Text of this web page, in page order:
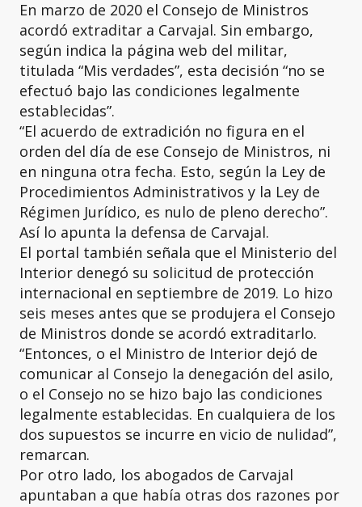
En marzo de 2020 el Consejo de Ministros
acordó extraditar a Carvajal. Sin embargo,
según indica la página web del militar,
titulada “Mis verdades”, esta decisión “no se
efectuó bajo las condiciones legalmente
establecidas”.
“El acuerdo de extradición no figura en el
orden del día de ese Consejo de Ministros, ni
en ninguna otra fecha. Esto, según la Ley de
Procedimientos Administrativos y la Ley de
Régimen Jurídico, es nulo de pleno derecho”.
Así lo apunta la defensa de Carvajal.
El portal también señala que el Ministerio del
Interior denegó su solicitud de protección
internacional en septiembre de 2019. Lo hizo
seis meses antes que se produjera el Consejo
de Ministros donde se acordó extraditarlo.
“Entonces, o el Ministro de Interior dejó de
comunicar al Consejo la denegación del asilo,
o el Consejo no se hizo bajo las condiciones
legalmente establecidas. En cualquiera de los
dos supuestos se incurre en vicio de nulidad”,
remarcan.
Por otro lado, los abogados de Carvajal
apuntaban a que había otras dos razones por